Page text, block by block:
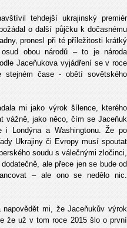
tehdejší ukrajinský premiér
o další půjčku k dočasnému
pronesl při té příležitosti krátký
obou národů – to je národa
Jaceňukova vyjádření se v roce
čase - obětí sovětského
mi jako výrok šílence, kterého
vážně, jako něco, čím se Jaceňuk
i Londýna a Washingtonu. Že po
Ukrajiny či Evropy musí spoutat
soudu s válečnými zločinci,
ale přece jen se bude od
– ale ono se nedělo nic.
mi, že Jaceňukův výrok
že už v tom roce 2015 šlo o první